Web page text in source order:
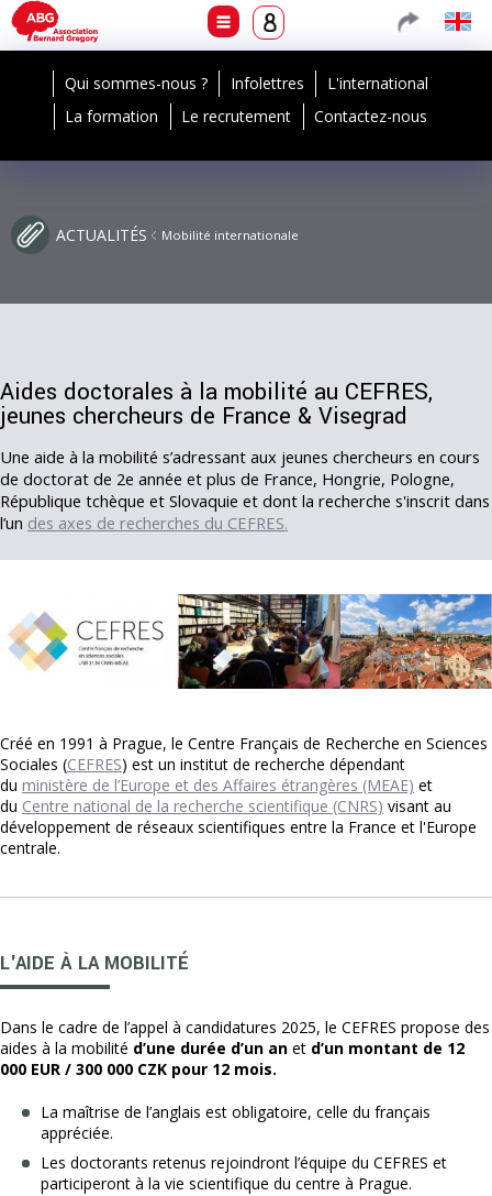
Qui sommes-nous ? Infolettres
L'international
La formation
Le recrutement Contactez-nous
ACTUALITÉS Mobilité internationale
Aides doctorales à la mobilité au CEFRES,
jeunes chercheurs de France & Visegrad
Une aide à la mobilité s’adressant aux jeunes chercheurs en cours
de doctorat de 2e année et plus de France, Hongrie, Pologne,
République tchèque et Slovaquie et dont la recherche s'inscrit dans
l’un des axes de recherches du CEFRES.
Créé en 1991 à Prague, le Centre Français de Recherche en Sciences
Sociales (CEFRES) est un institut de recherche dépendant
du ministère de l’Europe et des Affaires étrangères (MEAE) et
du Centre national de la recherche scientifique (CNRS) visant au
développement de réseaux scientifiques entre la France et l'Europe
centrale.
L'AIDE À LA MOBILITÉ
Dans le cadre de l’appel à candidatures 2025, le CEFRES propose des
aides à la mobilité d’une durée d’un an et d’un montant de 12
000 EUR / 300 000 CZK pour 12 mois.
La maîtrise de l’anglais est obligatoire, celle du français
appréciée.
Les doctorants retenus rejoindront l’équipe du CEFRES et
participeront à la vie scientifique du centre à Prague.